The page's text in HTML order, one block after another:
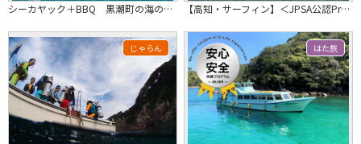
シーカヤック＋BBQ 黒潮町の海の一日満喫セット 【高知・サーフィン】＜JPSA公認Proサーファー・ボディーボーダーによる指導＞...
じゃらん はた旅